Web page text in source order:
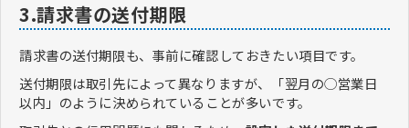
3.請求書の送付期限
請求書の送付期限も、事前に確認しておきたい項目です。
送付期限は取引先によって異なりますが、「翌月の◯営業日
以内」のように決められていることが多いです。